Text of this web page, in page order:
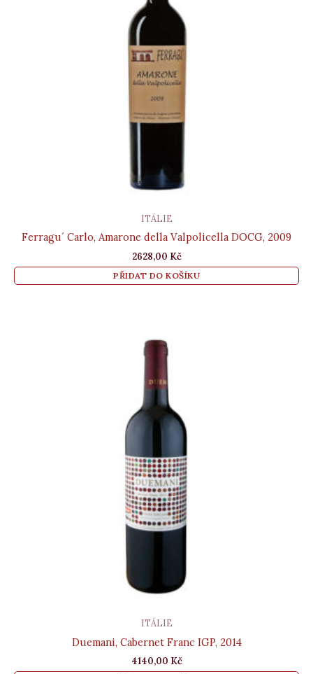
ITÁLIE
Ferragu´ Carlo, Amarone della Valpolicella DOCG, 2009
2628,00 Kč
PŘIDAT DO KOŠÍKU
ITÁLIE
Duemani, Cabernet Franc IGP, 2014
4140,00 Kč